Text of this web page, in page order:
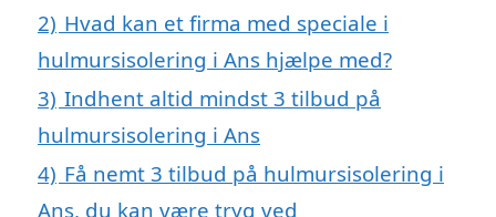
2) Hvad kan et firma med speciale i
hulmursisolering i Ans hjælpe med?
3) Indhent altid mindst 3 tilbud på
hulmursisolering i Ans
4) Få nemt 3 tilbud på hulmursisolering i
Ans, du kan være tryg ved